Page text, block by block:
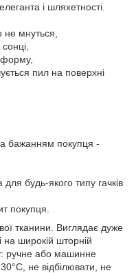
і шляхетності.
не мнуться,
форму,
пил на поверхні
бажанням покупця -
будь-якого типу гачків
покупця.
тканини. Виглядає дуже
на широкій шторній
ручне або машинне
не відбілювати, не